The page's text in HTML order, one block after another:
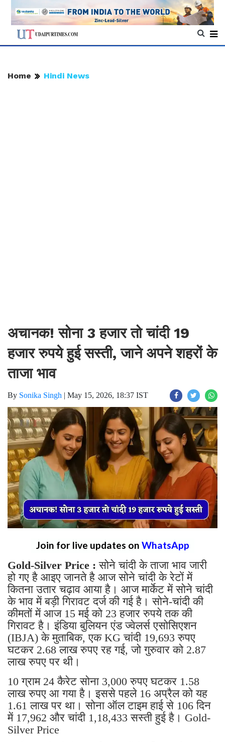
Home Hindi News
अचानक! सोना 3 हजार तो चांदी 19
हजार रुपये हुई सस्ती, जाने अपने शहरों के
ताजा भाव
By Sonika Singh | May 15, 2026, 18:37 IST
Join for live updates on WhatsApp
Gold-Silver Price : सोने चांदी के ताजा भाव जारी
हो गए है आइए जानते है आज सोने चांदी के रेटों में
कितना उतार चढ़ाव आया है। आज मार्केट में सोने चांदी
के भाव में बड़ी गिरावट दर्ज की गई है। सोने-चांदी की
कीमतों में आज 15 मई को 23 हजार रुपये तक की
गिरावट है। इंडिया बुलियन एंड ज्वेलर्स एसोसिएशन
(IBJA) के मुताबिक, एक KG चांदी 19,693 रुपए
घटकर 2.68 लाख रुपए रह गई, जो गुरुवार को 2.87
लाख रुपए पर थी।
10 ग्राम 24 कैरेट सोना 3,000 रुपए घटकर 1.58
लाख रुपए आ गया है। इससे पहले 16 अप्रैल को यह
1.61 लाख पर था। सोना ऑल टाइम हाई से 106 दिन
में 17,962 और चांदी 1,18,433 सस्ती हुई है। Gold-
Silver Price